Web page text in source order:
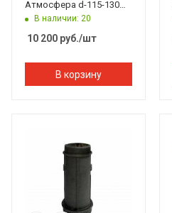
Атмосфера d-115-130
мм L 740 черный
В наличии: 20
10 200 руб./шт
В корзину